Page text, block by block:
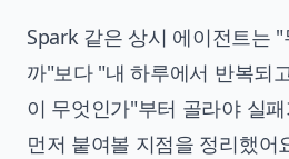
Spark 같은 상시 에이전트는
까"보다 "내 하루에서 반복되
이 무엇인가"부터 골라야 실
먼저 붙여볼 지점을 정리했어